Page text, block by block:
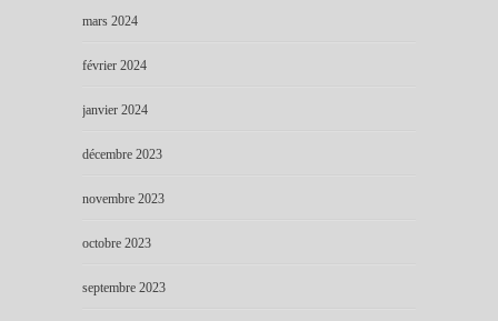
mars 2024
février 2024
janvier 2024
décembre 2023
novembre 2023
octobre 2023
septembre 2023